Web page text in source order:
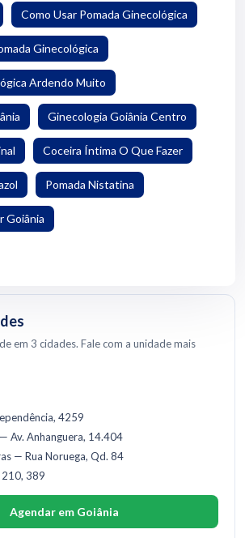
Como Usar Pomada Ginecológica
Ginecológica
Ardendo Muito
Ginecologia Goiânia Centro
Coceira Íntima O Que Fazer
Pomada Nistatina
Goiânia
em 3 cidades. Fale com a unidade mais
4259
Av. Anhanguera, 14.404
— Rua Noruega, Qd. 84
210, 389
Agendar em Goiânia